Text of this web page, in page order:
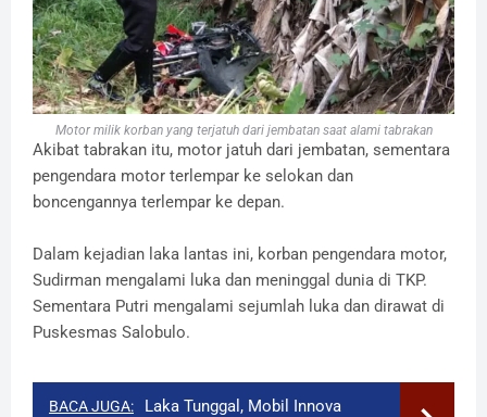
Motor milik korban yang terjatuh dari jembatan saat alami tabrakan
Akibat tabrakan itu, motor jatuh dari jembatan, sementara
pengendara motor terlempar ke selokan dan
boncengannya terlempar ke depan.
Dalam kejadian laka lantas ini, korban pengendara motor,
Sudirman mengalami luka dan meninggal dunia di TKP.
Sementara Putri mengalami sejumlah luka dan dirawat di
Puskesmas Salobulo.
BACA JUGA:
Laka Tunggal, Mobil Innova